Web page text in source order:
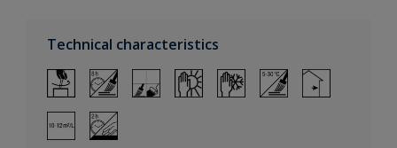
Technical characteristics